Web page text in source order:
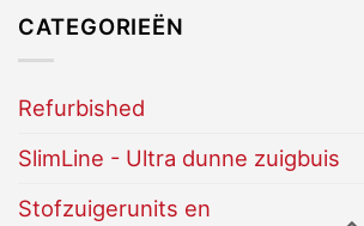
CATEGORIEËN
Refurbished
SlimLine - Ultra dunne zuigbuis
Stofzuigerunits en